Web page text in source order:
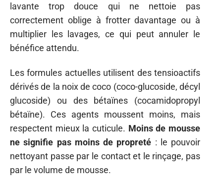
lavante trop douce qui ne nettoie pas
correctement oblige à frotter davantage ou à
multiplier les lavages, ce qui peut annuler le
bénéfice attendu.
Les formules actuelles utilisent des tensioactifs
dérivés de la noix de coco (coco-glucoside, décyl
glucoside) ou des bétaïnes (cocamidopropyl
bétaïne). Ces agents moussent moins, mais
respectent mieux la cuticule. Moins de mousse
ne signifie pas moins de propreté : le pouvoir
nettoyant passe par le contact et le rinçage, pas
par le volume de mousse.